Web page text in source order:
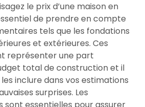
le prix d’une maison en
de prendre en compte
tels que les fondations
et extérieures. Ces
représenter une part
total de construction et il
inclure dans vos estimations
surprises. Les